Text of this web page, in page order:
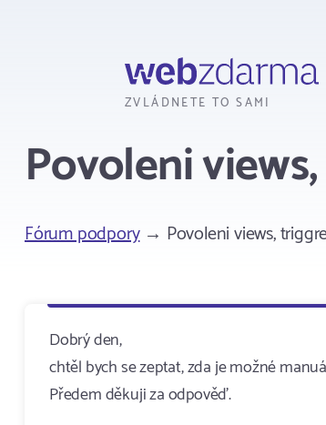
ZVLÁDNETE TO SAMI
Povoleni
Fórum podpory→ Povoleni views,
Dobrý den,
chtěl bych se zeptat, zda je možné
Předem děkuji za odpověď.